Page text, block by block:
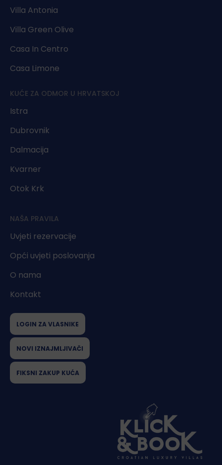
Villa Antonia
Villa Green Olive
Casa In Centro
Casa Limone
KUĆE ZA ODMOR U HRVATSKOJ
Istra
Dubrovnik
Dalmacija
Kvarner
Otok Krk
NAŠA PRAVILA
Uvjeti rezervacije
Opći uvjeti poslovanja
O nama
Kontakt
LOGIN ZA VLASNIKE
NOVI IZNAJMLJIVAČI
FIKSNI ZAKUP KUĆA